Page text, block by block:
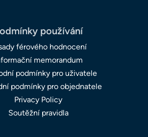
používání
férového hodnocení
memorandum
podmínky pro uživatele
podmínky pro objednatele
Privacy Policy
Soutěžní pravidla